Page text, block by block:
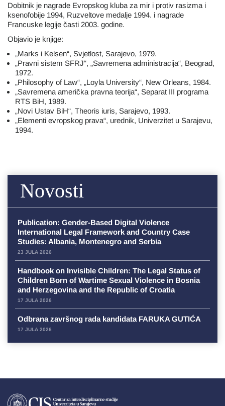
Dobitnik je nagrade Evropskog kluba za mir i protiv rasizma i
ksenofobije 1994, Ruzveltove medalje 1994. i nagrade
Francuske legije časti 2003. godine.
Objavio je knjige:
„Marks i Kelsen“, Svjetlost, Sarajevo, 1979.
„Pravni sistem SFRJ“, „Savremena administracija“, Beograd,
1972.
„Philosophy of Law“, „Loyla University“, New Orleans, 1984.
„Savremena američka pravna teorija“, Separat III programa
RTS BiH, 1989.
„Novi Ustav BiH“, Theoris iuris, Sarajevo, 1993.
„Elementi evropskog prava“, urednik, Univerzitet u Sarajevu,
1994.
Novosti
Publication: Gender-Based Digital Violence
International Legal Framework and Country Case
Studies: Albania, Montenegro and Serbia
23 JULA 2026
Handbook on Invisible Children: The Legal Status of
Children Born of Wartime Sexual Violence in Bosnia
and Herzegovina and the Republic of Croatia
17 JULA 2026
Odbrana završnog rada kandidata FARUKA GUTIĆA
17 JULA 2026